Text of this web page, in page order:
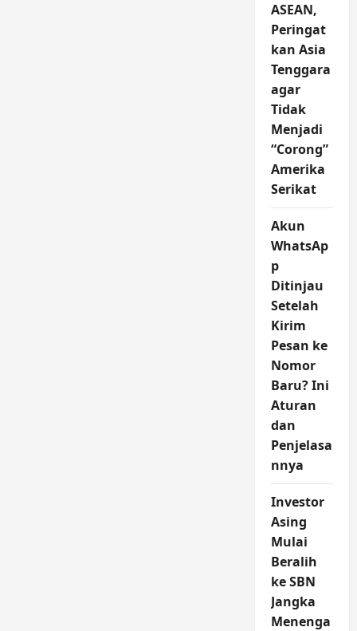
ASEAN,
Peringat
kan Asia
Tenggara
agar
Tidak
Menjadi
“Corong”
Amerika
Serikat
Akun
WhatsAp
p
Ditinjau
Setelah
Kirim
Pesan ke
Nomor
Baru? Ini
Aturan
dan
Penjelasa
nnya
Investor
Asing
Mulai
Beralih
ke SBN
Jangka
Menenga